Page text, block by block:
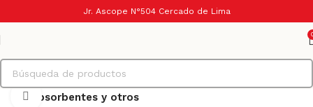
Jr. Ascope N°504 Cercado de Lima
Inicio Absorbentes y otros
Haga Click para agrandar